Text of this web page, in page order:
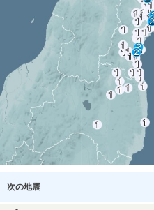
次の地震